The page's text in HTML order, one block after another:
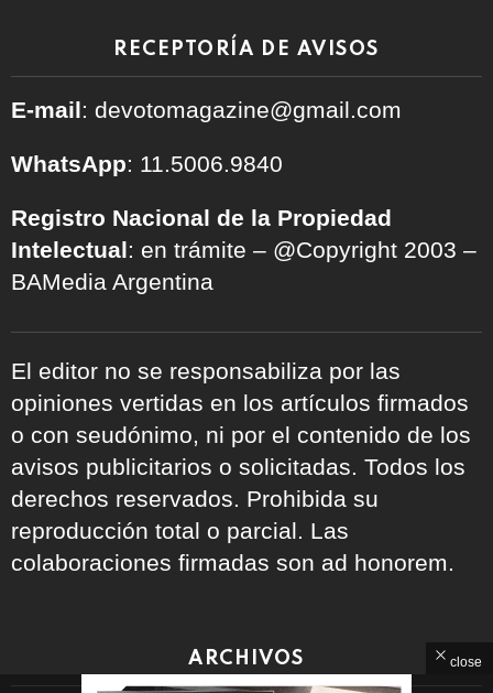
RECEPTORÍA DE AVISOS
E-mail: devotomagazine@gmail.com
WhatsApp: 11.5006.9840
Registro Nacional de la Propiedad
Intelectual: en trámite – @Copyright 2003 –
BAMedia Argentina
El editor no se responsabiliza por las
opiniones vertidas en los artículos firmados
o con seudónimo, ni por el contenido de los
avisos publicitarios o solicitadas. Todos los
derechos reservados. Prohibida su
reproducción total o parcial. Las
colaboraciones firmadas son ad honorem.
ARCHIVOS close